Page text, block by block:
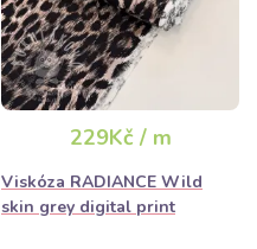
229Kč / m
Viskóza RADIANCE Wild
skin grey digital print